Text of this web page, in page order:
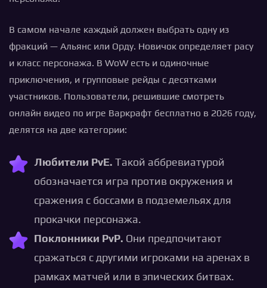
В самом начале каждый должен выбрать одну из
фракций — Альянс или Орду. Новичок определяет расу
и класс персонажа. В WoW есть и одиночные
приключения, и групповые рейды с десятками
участников. Пользователи, решившие смотреть
онлайн видео по игре Варкрафт бесплатно в 2026 году,
делятся на две категории:
Любители PvE. Такой аббревиатурой
обозначается игра против окружения и
сражения с боссами в подземельях для
прокачки персонажа.
Поклонники PvP. Они предпочитают
сражаться с другими игроками на аренах в
рамках матчей или в эпических битвах.